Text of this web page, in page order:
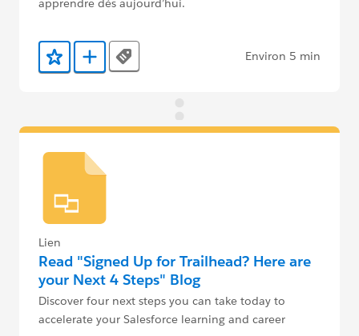
apprendre dès aujourd’hui.
Ajouter aux favoris
Ajouter au Trailmix
Tags Environ 5 min
Lien
Read "Signed Up for Trailhead? Here are
your Next 4 Steps" Blog
Discover four next steps you can take today to
accelerate your Salesforce learning and career